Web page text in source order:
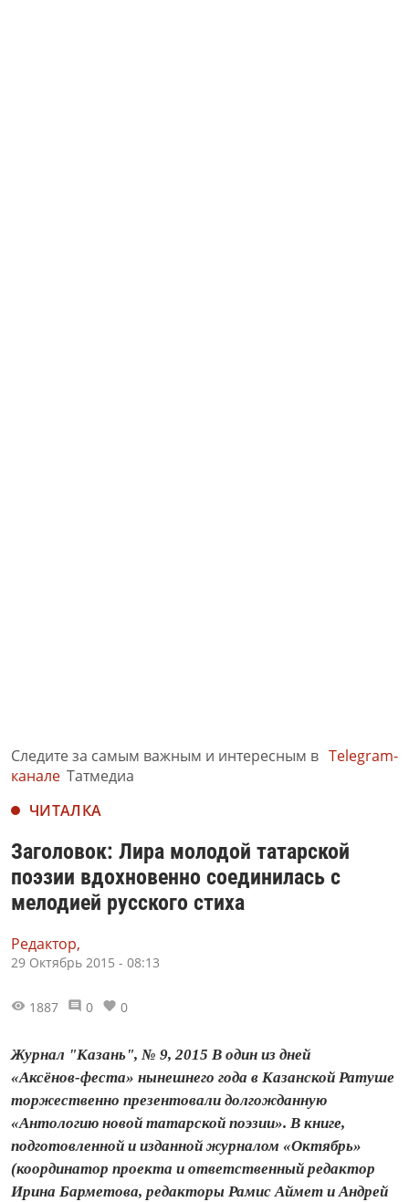
Следите за самым важным и интересным в Telegram-
канале Татмедиа
ЧИТАЛКА
Заголовок: Лира молодой татарской
поэзии вдохновенно соединилась с
мелодией русского стиха
Редактор,
29 Октябрь 2015 - 08:13
1887 0 0
Журнал "Казань", № 9, 2015 В один из дней
«Аксёнов‑феста» нынешнего года в Казанской Ратуше
торжественно презентовали долгожданную
«Антологию новой татарской поэзии». В книге,
подготовленной и изданной журналом «Октябрь»
(координатор проекта и ответственный редактор
Ирина Барметова, редакторы Рамис Аймет и Андрей